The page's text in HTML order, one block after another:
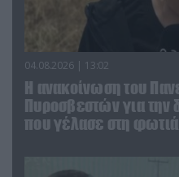
04.08.2026 | 13:02
Η ανακοίνωση του
Πυροσβεστών για την
που γέλασε στη φωτιά